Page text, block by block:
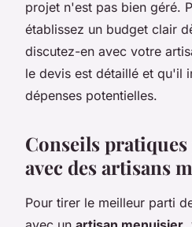
projet n'est pas bien géré.
établissez un budget clair
discutez-en avec votre
le devis est détaillé et qu'il
dépenses potentielles.
Conseils
avec des artisans
Pour tirer le meilleur parti